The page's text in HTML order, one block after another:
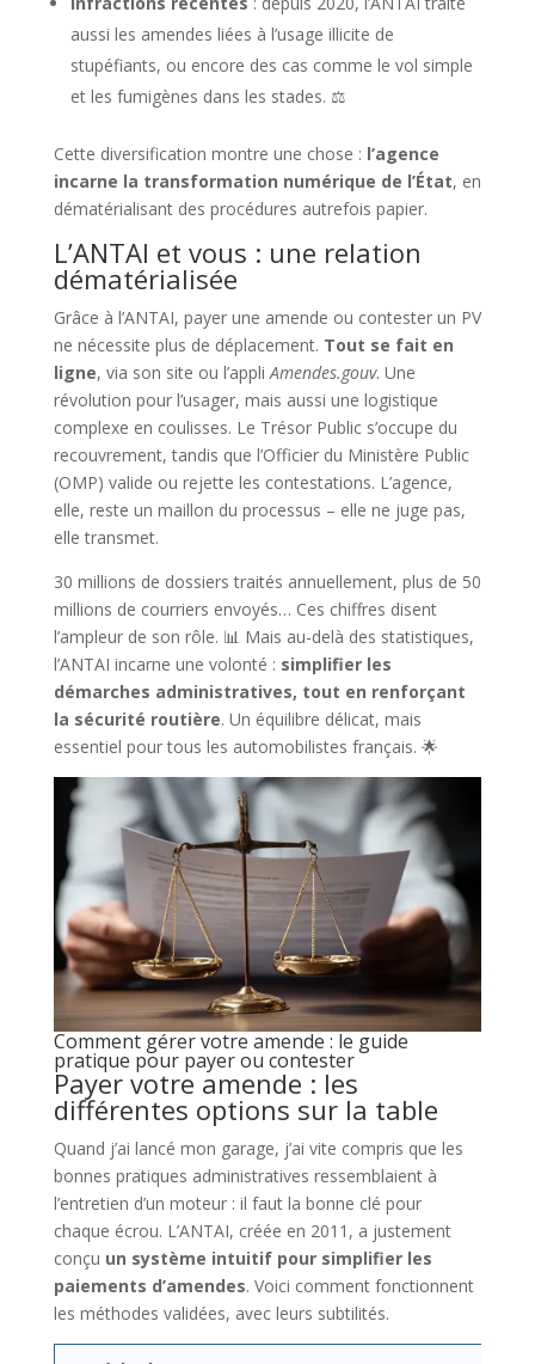
aussi les amendes liées à l’usage illicite de
stupéfiants, ou encore des cas comme le vol simple
et les fumigènes dans les stades. ⚖️
Cette diversification montre une chose : l’agence
incarne la transformation numérique de l’État, en
dématérialisant des procédures autrefois papier.
L’ANTAI et vous : une relation
dématérialisée
Grâce à l’ANTAI, payer une amende ou contester un PV
ne nécessite plus de déplacement. Tout se fait en
ligne, via son site ou l’appli Amendes.gouv. Une
révolution pour l’usager, mais aussi une logistique
complexe en coulisses. Le Trésor Public s’occupe du
recouvrement, tandis que l’Officier du Ministère Public
(OMP) valide ou rejette les contestations. L’agence,
elle, reste un maillon du processus – elle ne juge pas,
elle transmet.
30 millions de dossiers traités annuellement, plus de 50
millions de courriers envoyés… Ces chiffres disent
l’ampleur de son rôle. 📊 Mais au-delà des statistiques,
l’ANTAI incarne une volonté : simplifier les
démarches administratives, tout en renforçant
la sécurité routière. Un équilibre délicat, mais
essentiel pour tous les automobilistes français. 🌟
Comment gérer votre amende : le guide
pratique pour payer ou contester
Payer votre amende : les
différentes options sur la table
Quand j’ai lancé mon garage, j’ai vite compris que les
bonnes pratiques administratives ressemblaient à
l’entretien d’un moteur : il faut la bonne clé pour
chaque écrou. L’ANTAI, créée en 2011, a justement
conçu un système intuitif pour simplifier les
paiements d’amendes. Voici comment fonctionnent
les méthodes validées, avec leurs subtilités.